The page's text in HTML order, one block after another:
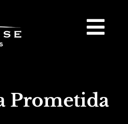
Prometida